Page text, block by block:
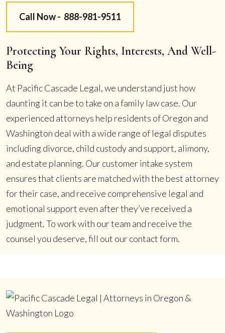
Call Now - 888-981-9511
Protecting Your Rights, Interests, And Well-
Being
At Pacific Cascade Legal, we understand just how
daunting it can be to take on a family law case. Our
experienced attorneys help residents of Oregon and
Washington deal with a wide range of legal disputes
including divorce, child custody and support, alimony,
and estate planning. Our customer intake system
ensures that clients are matched with the best attorney
for their case, and receive comprehensive legal and
emotional support even after they’ve received a
judgment. To work with our team and receive the
counsel you deserve, fill out our contact form.